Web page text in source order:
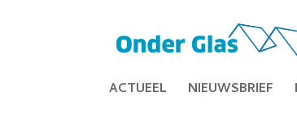
ACTUEEL NIEUWSBRIEF